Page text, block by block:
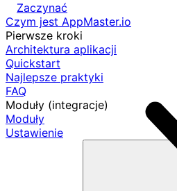
Zaczynać
Czym jest AppMaster.io
Pierwsze kroki
Architektura aplikacji
Quickstart
Najlepsze praktyki
FAQ
Moduły (integracje)
Moduły
Ustawienie